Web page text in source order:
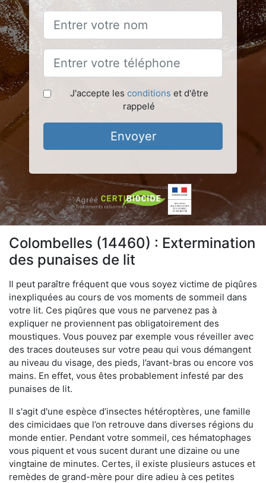
J'accepte les conditions et d'être
rappelé
Envoyer
Colombelles (14460) : Extermination
des punaises de lit
Il peut paraître fréquent que vous soyez victime de piqûres
inexpliquées au cours de vos moments de sommeil dans
votre lit. Ces piqûres que vous ne parvenez pas à
expliquer ne proviennent pas obligatoirement des
moustiques. Vous pouvez par exemple vous réveiller avec
des traces douteuses sur votre peau qui vous démangent
au niveau du visage, des pieds, l’avant-bras ou encore vos
mains. En effet, vous êtes probablement infesté par des
punaises de lit.
Il s'agit d'une espèce d’insectes hétéroptères, une famille
des cimicidaes que l’on retrouve dans diverses régions du
monde entier. Pendant votre sommeil, ces hématophages
vous piquent et vous sucent durant une dizaine ou une
vingtaine de minutes. Certes, il existe plusieurs astuces et
remèdes de grand-mère pour dire adieu à ces petites